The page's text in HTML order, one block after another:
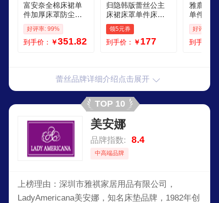
富安奈全棉床裙单
件加厚床罩防尘罩
夹棉蕾丝床单床垫
套防滑床垫保护套
绽放玉色 单床裙2个
好评率: 99%
到手价： ￥351.82
归隐韩版蕾丝公主
床裙床罩单件床盖
床套花边防滑床笠1
8m床垫保护套 玉色
150cmx200cm床裙
领5元券
到手价： ￥177
雅鹿欧
单件纯
罩双人
垫保护
伊莉莎
好评率:
到手价：
蕾丝品牌详细介绍点击展开
TOP 10
美安娜
品牌指数: 8.4
中高端品牌
上榜理由：深圳市雅祺家居用品有限公司，
LadyAmericana美安娜，知名床垫品牌，1982年创